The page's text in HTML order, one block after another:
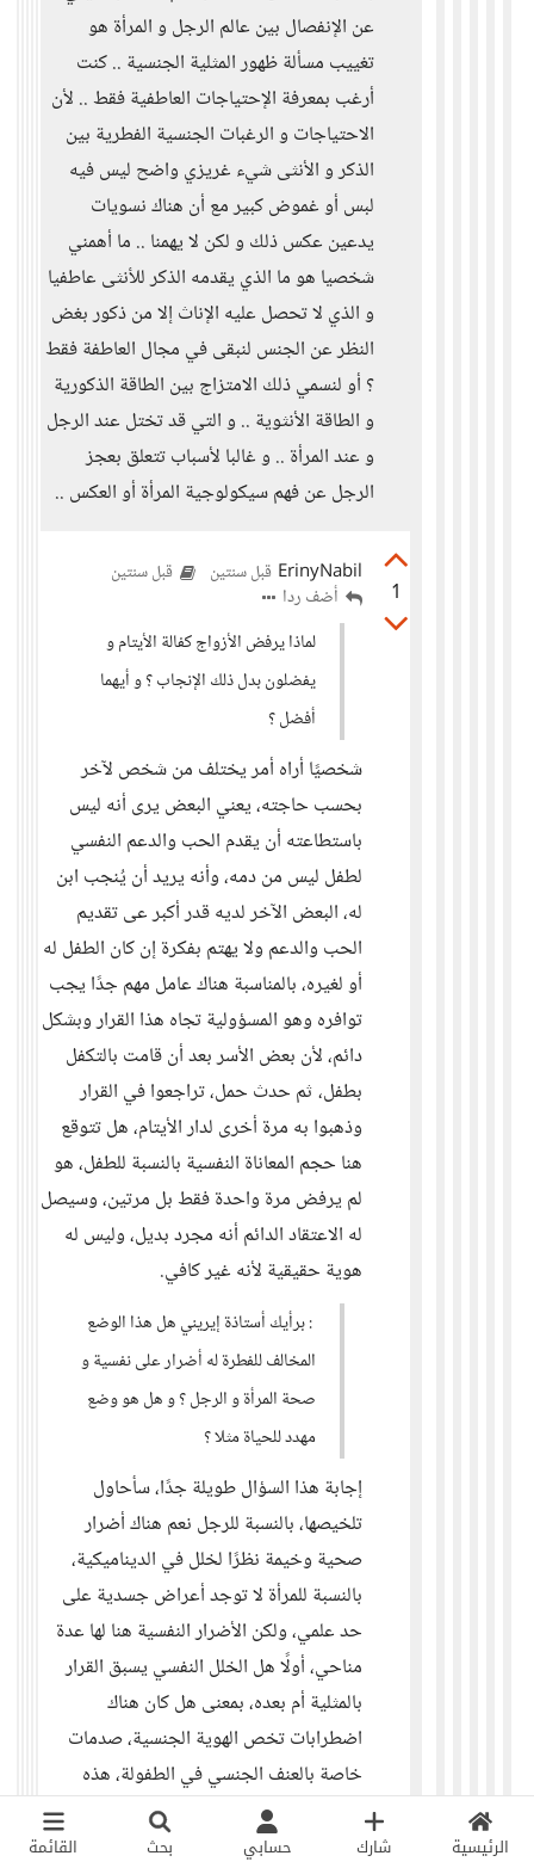
الرئيسية شارك حسابي بحث القائمة
عن الإنفصال بين عالم الرجل و المرأة هو
تغييب مسألة ظهور المثلية الجنسية .. كنت
أرغب بمعرفة الإحتياجات العاطفية فقط .. لأن
الاحتياجات و الرغبات الجنسية الفطرية بين
الذكر و الأنثى شيء غريزي واضح ليس فيه
لبس أو غموض كبير مع أن هناك نسويات
يدعين عكس ذلك و لكن لا يهمنا .. ما أهمني
شخصيا هو ما الذي يقدمه الذكر للأنثى عاطفيا
و الذي لا تحصل عليه الإناث إلا من ذكور بغض
النظر عن الجنس لنبقى في مجال العاطفة فقط
؟ أو لنسمي ذلك الامتزاج بين الطاقة الذكورية
و الطاقة الأنثوية .. و التي قد تختل عند الرجل
و عند المرأة .. و غالبا لأسباب تتعلق بعجز
الرجل عن فهم سيكولوجية المرأة أو العكس ..
1
ErinyNabil قبل سنتين قبل سنتين
أضف ردا
لماذا يرفض الأزواج كفالة الأيتام و
يفضلون بدل ذلك الإنجاب ؟ و أيهما
أفضل ؟
شخصيًا أراه أمر يختلف من شخص لآخر
بحسب حاجته، يعني البعض يرى أنه ليس
باستطاعته أن يقدم الحب والدعم النفسي
لطفل ليس من دمه، وأنه يريد أن يُنجب ابن
له، البعض الآخر لديه قدر أكبر عى تقديم
الحب والدعم ولا يهتم بفكرة إن كان الطفل له
أو لغيره، بالمناسبة هناك عامل مهم جدًا يجب
توافره وهو المسؤولية تجاه هذا القرار وبشكل
دائم، لأن بعض الأسر بعد أن قامت بالتكفل
بطفل، ثم حدث حمل، تراجعوا في القرار
وذهبوا به مرة أخرى لدار الأيتام، هل تتوقع
هنا حجم المعاناة النفسية بالنسبة للطفل، هو
لم يرفض مرة واحدة فقط بل مرتين، وسيصل
له الاعتقاد الدائم أنه مجرد بديل، وليس له
هوية حقيقية لأنه غير كافي.
: برأيك أستاذة إيريني هل هذا الوضع
المخالف للفطرة له أضرار على نفسية و
صحة المرأة و الرجل ؟ و هل هو وضع
مهدد للحياة مثلا ؟
إجابة هذا السؤال طويلة جدًا، سأحاول
تلخيصها، بالنسبة للرجل نعم هناك أضرار
صحية وخيمة نظرًا لخلل في الديناميكية،
بالنسبة للمرأة لا توجد أعراض جسدية على
حد علمي، ولكن الأضرار النفسية هنا لها عدة
مناحي، أولًا هل الخلل النفسي يسبق القرار
بالمثلية أم بعده، بمعنى هل كان هناك
اضطرابات تخص الهوية الجنسية، صدمات
خاصة بالعنف الجنسي في الطفولة، هذه
العوامل مهمة جدًا في توضيح الخلل النفسي،
بالنسبة لمن يختار المثلية دون أي مما سبق: